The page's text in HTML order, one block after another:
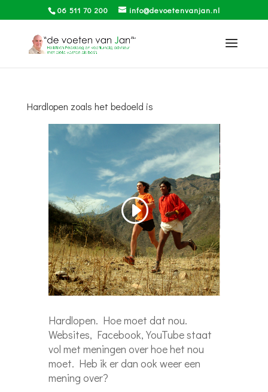
06 511 70 200 info@devoetenvanjan.nl
Hardlopen zoals het bedoeld is
Hardlopen. Hoe moet dat nou.
Websites, Facebook, YouTube staat
vol met meningen over hoe het nou
moet. Heb ik er dan ook weer een
mening over?